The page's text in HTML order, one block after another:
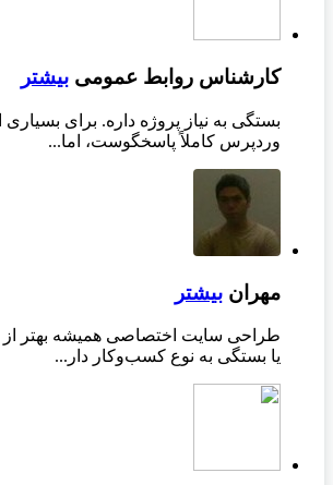
کارشناس روابط عمومی بیشتر
بستگی به نیاز پروژه داره. برای
وردپرس کاملاً پاسخگوست، اما...
مهران بیشتر
طراحی سایت اختصاصی همیشه بهتر از
یا بستگی به نوع کسب‌وکار دار...